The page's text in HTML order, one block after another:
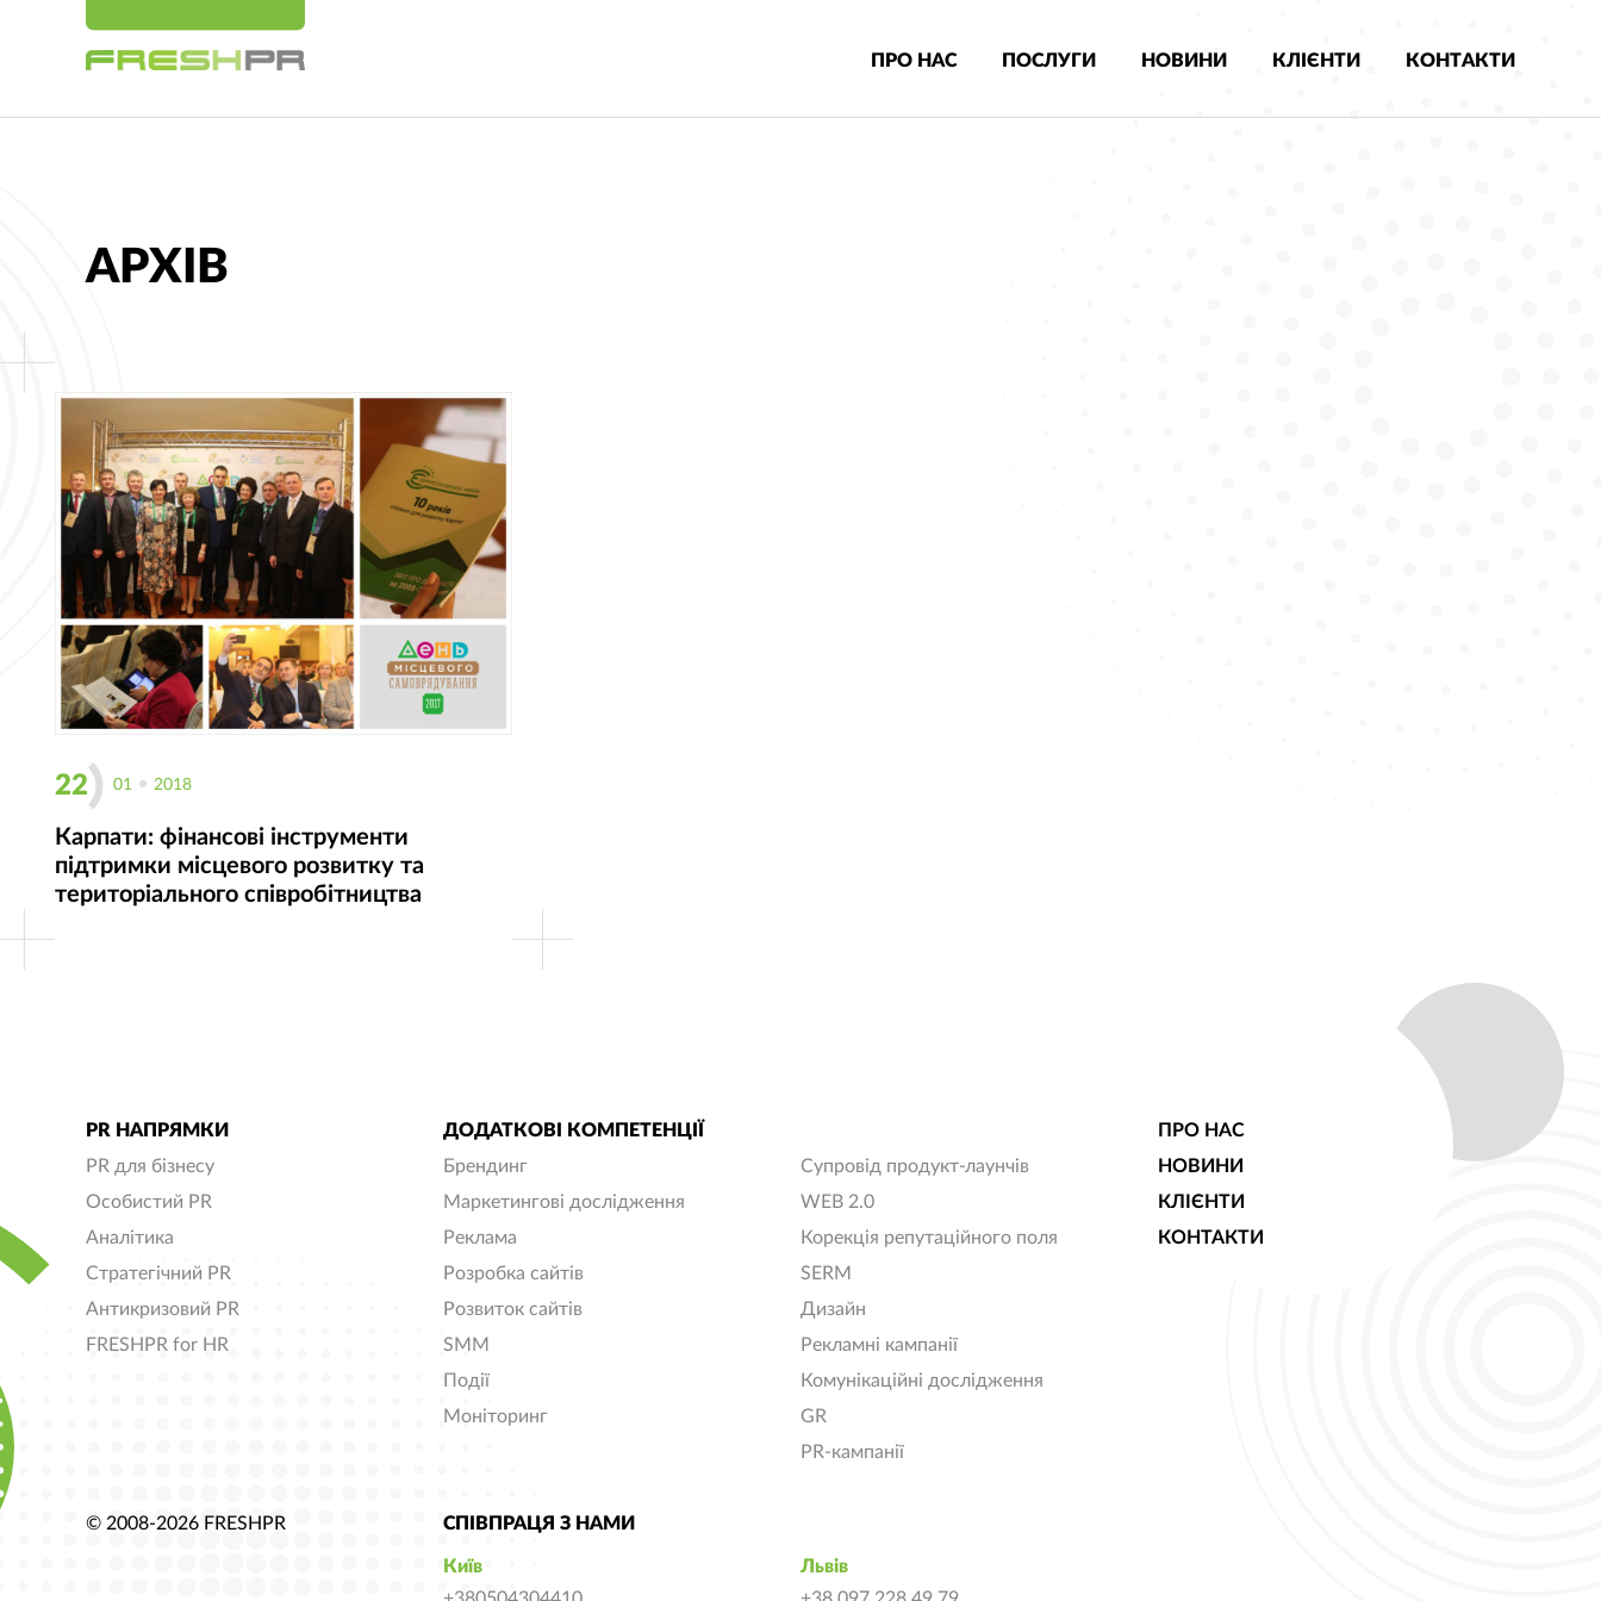
ПРО НАС ПОСЛУГИ НОВИНИ КЛІЄНТИ КОНТАКТИ
АРХІВ
22 01 2018
Карпати: фінансові інструменти
підтримки місцевого розвитку та
територіального співробітництва
PR НАПРЯМКИ
PR для бізнесу
Особистий PR
Аналітика
Стратегічний PR
Антикризовий PR
FRESHPR for HR
ДОДАТКОВІ КОМПЕТЕНЦІЇ
Брендинг
Маркетингові дослідження
Реклама
Розробка сайтів
Розвиток сайтів
SMM
Події
Моніторинг
Супровід продукт-лаунчів
WEB 2.0
Корекція репутаційного поля
SERM
Дизайн
Рекламні кампанії
Комунікаційні дослідження
GR
PR-кампанії
ПРО НАС
НОВИНИ
КЛІЄНТИ
КОНТАКТИ
© 2008-2026 FRESHPR СПІВПРАЦЯ З НАМИ
Київ
Львів